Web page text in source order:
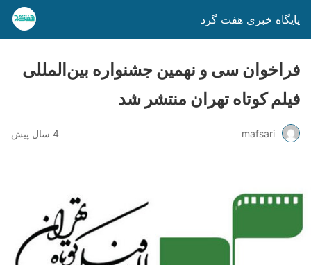
پایگاه خبری هفت گرد
فراخوان سی و نهمین جشنواره بین‌المللی
فیلم كوتاه تهران منتشر شد
mafsari 4 سال پیش